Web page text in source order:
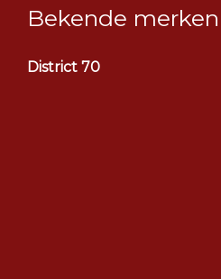
Bekende merken
District 70